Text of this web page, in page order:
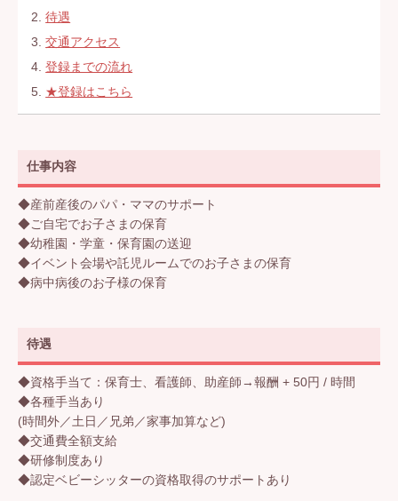
2. 待遇
3. 交通アクセス
4. 登録までの流れ
5.
★登録はこちら
仕事内容
◆産前産後のパパ・ママのサポート
◆ご自宅でお子さまの保育
◆幼稚園・学童・保育園の送迎
◆イベント会場や託児ルームでのお子さまの保育
◆病中病後のお子様の保育
待遇
◆資格手当て：保育士、看護師、助産師→報酬 + 50円 / 時間
◆各種手当あり
(時間外／土日／兄弟／家事加算など)
◆交通費全額支給
◆研修制度あり
◆認定ベビーシッターの資格取得のサポートあり